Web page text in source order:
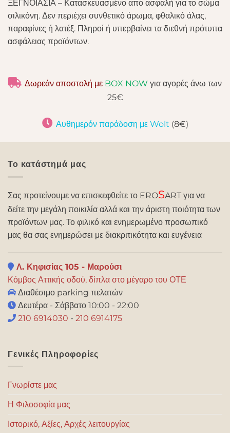
ΞΕΓΝΟΙΑΣΙΑ – Κατασκευασμένο από ασφαλή για το σώμα
σιλικόνη. Δεν περιέχει συνθετικό άρωμα, φθαλικό άλας,
παραφίνες ή λατέξ. Πληροί ή υπερβαίνει τα διεθνή πρότυπα
ασφάλειας προϊόντων.
Δωρεάν αποστολή με BOX NOW για αγορές άνω των
25€
Αυθημερόν παράδοση με Wolt (8€)
Το κατάστημά μας
Σας προτείνουμε να επισκεφθείτε το EROSART για να
δείτε την μεγάλη ποικιλία αλλά και την άριστη ποιότητα των
προϊόντων μας. Το φιλικό και ενημερωμένο προσωπικό
μας θα σας ενημερώσει με διακριτικότητα και ευγένεια
Λ. Κηφισίας 105 - Μαρούσι
Κόμβος Αττικής οδού, δίπλα στο μέγαρο του ΟΤΕ
Διαθέσιμο parking πελατών
Δευτέρα - Σάββατο 10:00 - 22:00
210 6914030 - 210 6914175
Γενικές Πληροφορίες
Γνωρίστε μας
Η Φιλοσοφία μας
Ιστορικό, Αξίες, Αρχές λειτουργίας